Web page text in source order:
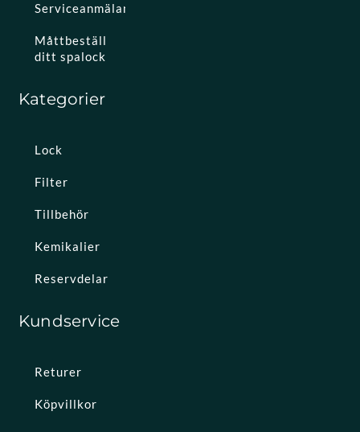
Serviceanmälan
Måttbeställ
ditt spalock
Kategorier
Lock
Filter
Tillbehör
Kemikalier
Reservdelar
Kundservice
Returer
Köpvillkor